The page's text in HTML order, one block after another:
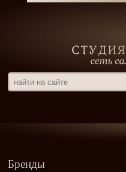
Бренды